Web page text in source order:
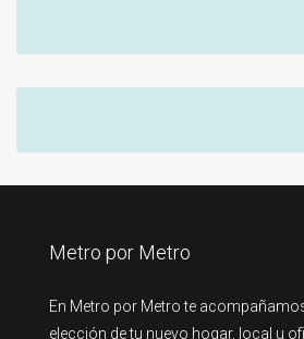
Metro por Metro
En Metro por Metro te
elección de tu nuevo hogar, local u